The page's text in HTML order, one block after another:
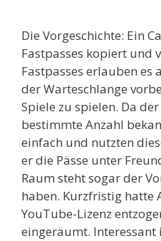
Die Vorgeschichte: Ein
Fastpasses kopiert und
Fastpasses erlauben es
der Warteschlange
Spiele zu spielen. Da
bestimmte Anzahl
einfach und nutzten
er die Pässe unter
Raum steht sogar der
haben. Kurzfristig hatte
YouTube-Lizenz
eingeräumt. Interessant